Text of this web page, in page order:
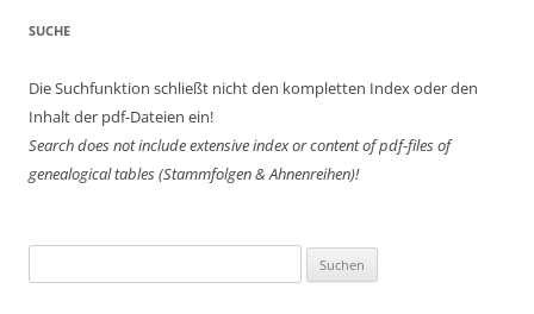
SUCHE
Die Suchfunktion schließt nicht den kompletten Index oder den
Inhalt der pdf-Dateien ein!
Search does not include extensive index or content ofpdf-files of
genealogical tables (Stammfolgen & Ahnenreihen)!
nach: